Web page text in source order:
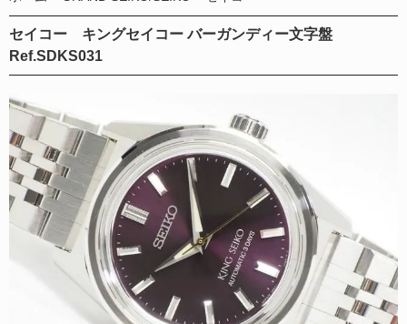
セイコー キングセイコー バーガンディー文字盤
Ref.SDKS031